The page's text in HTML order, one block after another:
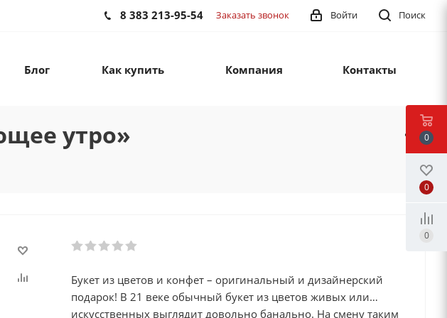
Поиск
Войти
8 383 213-95-54 Заказать звонок
Блог Как купить Компания Контакты
утро»
Букет из цветов и конфет – оригинальный и дизайнерский
подарок! В 21 веке обычный букет из цветов живых или
искусственных выглядит довольно банально. На смену таким
0
0
0